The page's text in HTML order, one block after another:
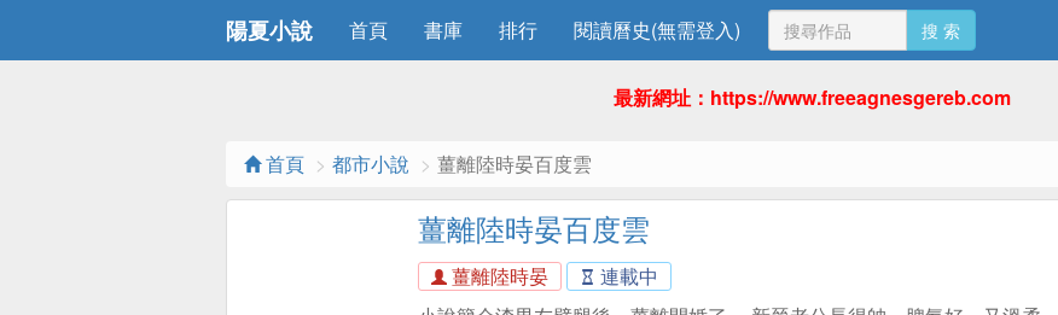
陽夏小說 首頁 書庫 排行 閱讀曆史(無需登入) 搜 索
最新網址：https://www.freeagnesgereb.com
首頁 都市小說 薑離陸時晏百度雲
薑離陸時晏百度雲
薑離陸時晏
連載中